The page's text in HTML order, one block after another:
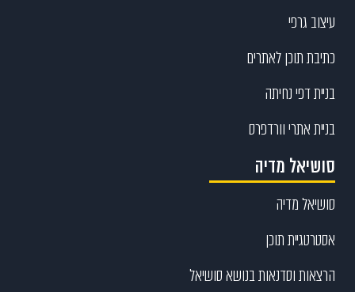
עיצוב גרפי
כתיבת תוכן לאתרים
בניית דפי נחיתה
בניית אתרי וורדפרס
סושיאל מדיה
סושיאל מדיה
אסטרטגיית תוכן
הרצאות וסדנאות בנושא סושיאל